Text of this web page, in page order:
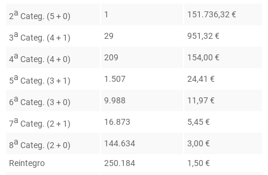
2a Categ. (5 + 0) 1 151.736,32 €
3a Categ. (4 + 1) 29 951,32 €
4a Categ. (4 + 0) 209 154,00 €
5a Categ. (3 + 1) 1.507 24,41 €
6a Categ. (3 + 0) 9.988 11,97 €
7a Categ. (2 + 1) 16.873 5,45 €
8a Categ. (2 + 0) 144.634 3,00 €
Reintegro 250.184
1,50 €